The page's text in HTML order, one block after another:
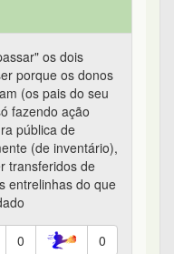
os dois
porque os donos
(os pais do seu
fazendo ação
pública de
(de inventário),
transferidos de
entrelinhas do que
0 0